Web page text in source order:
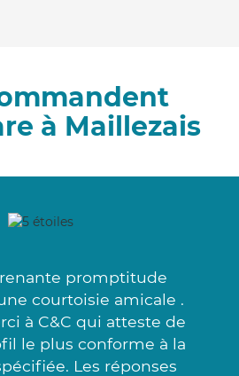
à Maillezais
promptitude
courtoisie amicale .
à C&C qui atteste de
le plus conforme à la
Les réponses